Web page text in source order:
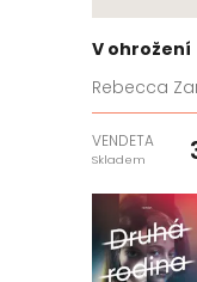
V ohrožení
Rebecca
VENDETA
Skladem